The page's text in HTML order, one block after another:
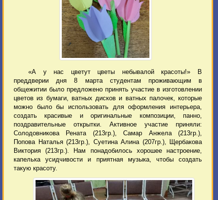
«А у нас цветут цветы небывалой красоты!» В
преддверии дня 8 марта студентам проживающим в
общежитии было предложено принять участие в изготовлении
цветов из бумаги, ватных дисков и ватных палочек, которые
можно было бы использовать для оформления интерьера,
создать красивые и оригинальные композиции, панно,
поздравительные открытки. Активное участие приняли:
Солодовникова Рената (213гр.), Самар Анжела (213гр.),
Попова Наталья (213гр.), Суетина Алина (207гр.), Щербакова
Виктория (213гр.). Нам понадобилось хорошее настроение,
капелька усидчивости и приятная музыка, чтобы создать
такую красоту.